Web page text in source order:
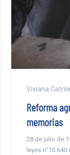
Viviana
Reforma
memorias
28 de julio de
leyes